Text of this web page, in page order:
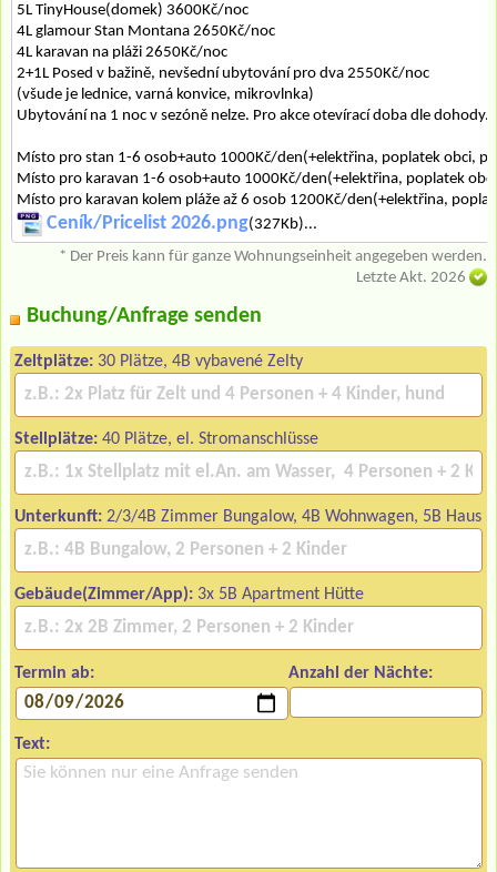
5L TinyHouse(domek) 3600Kč/noc
4L glamour Stan Montana 2650Kč/noc
4L karavan na pláži 2650Kč/noc
2+1L Posed v bažině, nevšední ubytování pro dva 2550Kč/noc
(všude je lednice, varná konvice, mikrovlnka)
Ubytování na 1 noc v sezóně nelze. Pro akce otevírací doba dle dohody.
Místo pro stan 1-6 osob+auto 1000Kč/den(+elektřina, poplatek obci,
Místo pro karavan 1-6 osob+auto 1000Kč/den(+elektřina, poplatek
Místo pro karavan kolem pláže až 6 osob 1200Kč/den(+elektřina,
Ceník/Pricelist 2026.png(327Kb)...
* Der Preis kann für ganze Wohnungseinheit angegeben werden.
Letzte Akt. 2026
Buchung/Anfrage senden
Zeltplätze: 30 Plätze, 4B vybavené Zelty
Stellplätze: 40 Plätze, el. Stromanschlüsse
Unterkunft: 2/3/4B Zimmer Bungalow, 4B Wohnwagen, 5B Haus
Gebäude(Zimmer/App): 3x 5B Apartment Hütte
Termin ab: Anzahl der Nächte:
Text: